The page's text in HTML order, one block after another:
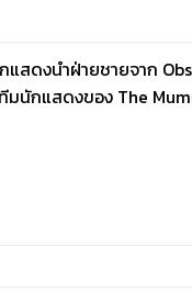
สดงนำฝ่ายชายจาก
ทีมนักแสดงของ The